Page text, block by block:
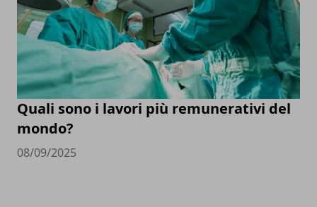
Quali sono i lavori più remunerativi del
mondo?
08/09/2025